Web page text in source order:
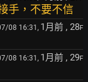
手，不要不信
08 16:31, 1月前 , 28F
08 16:31, 1月前 , 29F